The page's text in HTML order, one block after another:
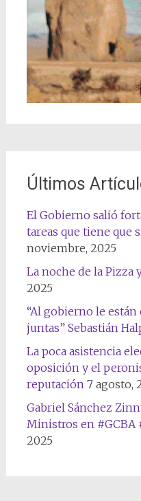
Últimos
El Gobierno salió
tareas que tiene que
noviembre, 2025
La noche de la Pizza
2025
“Al gobierno le están
juntas” Sebastián
La poca asistencia
oposición y el
reputación 7 agosto,
Gabriel Sánchez
Ministros en #GCBA
2025